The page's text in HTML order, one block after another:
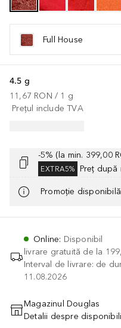
Full House
4.5 g
11,67 RON / 1 g
Prețul include TVA
-5% (la min. 399,00
EXTRA5% Preț după
Promoție
Online: Disponibil
livrare gratuită de la
Interval de livrare: de
11.08.2026
Magazinul Douglas
Detalii despre